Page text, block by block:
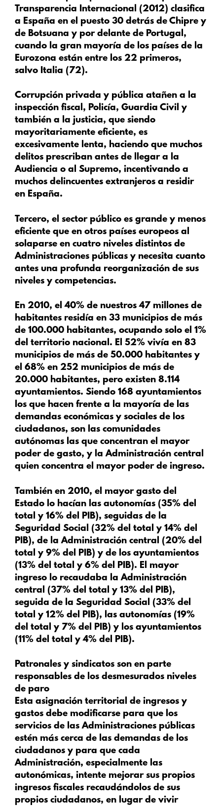
Transparencia Internacional (2012) clasifica
a España en el puesto 30 detrás de Chipre y
de Botsuana y por delante de Portugal,
cuando la gran mayoría de los países de la
Eurozona están entre los 22 primeros,
salvo Italia (72).
Corrupción privada y pública atañen a la
inspección fiscal, Policía, Guardia Civil y
también a la justicia, que siendo
mayoritariamente eficiente, es
excesivamente lenta, haciendo que muchos
delitos prescriban antes de llegar a la
Audiencia o al Supremo, incentivando a
muchos delincuentes extranjeros a residir
en España.
Tercero, el sector público es grande y menos
eficiente que en otros países europeos al
solaparse en cuatro niveles distintos de
Administraciones públicas y necesita cuanto
antes una profunda reorganización de sus
niveles y competencias.
En 2010, el 40% de nuestros 47 millones de
habitantes residía en 33 municipios de más
de 100.000 habitantes, ocupando solo el 1%
del territorio nacional. El 52% vivía en 83
municipios de más de 50.000 habitantes y
el 68% en 252 municipios de más de
20.000 habitantes, pero existen 8.114
ayuntamientos. Siendo 168 ayuntamientos
los que hacen frente a la mayoría de las
demandas económicas y sociales de los
ciudadanos, son las comunidades
autónomas las que concentran el mayor
poder de gasto, y la Administración central
quien concentra el mayor poder de ingreso.
También en 2010, el mayor gasto del
Estado lo hacían las autonomías (35% del
total y 16% del PIB), seguidas de la
Seguridad Social (32% del total y 14% del
PIB), de la Administración central (20% del
total y 9% del PIB) y de los ayuntamientos
(13% del total y 6% del PIB). El mayor
ingreso lo recaudaba la Administración
central (37% del total y 13% del PIB),
seguida de la Seguridad Social (33% del
total y 12% del PIB), las autonomías (19%
del total y 7% del PIB) y los ayuntamientos
(11% del total y 4% del PIB).
Patronales y sindicatos son en parte
responsables de los desmesurados niveles
de paro
Esta asignación territorial de ingresos y
gastos debe modificarse para que los
servicios de las Administraciones públicas
estén más cerca de las demandas de los
ciudadanos y para que cada
Administración, especialmente las
autonómicas, intente mejorar sus propios
ingresos fiscales recaudándolos de sus
propios ciudadanos, en lugar de vivir